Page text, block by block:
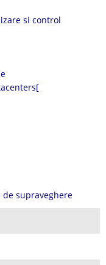
si control
supraveghere